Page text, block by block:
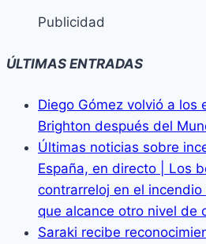
Publicidad
ÚLTIMAS ENTRADAS
Diego Gómez volvió a los
Brighton después del
Últimas noticias sobre
España, en directo | Los
contrarreloj en el
que alcance otro nivel de
Saraki recibe